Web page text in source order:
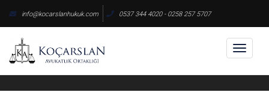
content
info@kocarslanhukuk.com 0537 344 4020 - 0258 257 5707